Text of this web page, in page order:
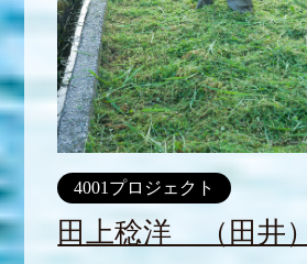
4001プロジェクト
田上稔洋 （田井）